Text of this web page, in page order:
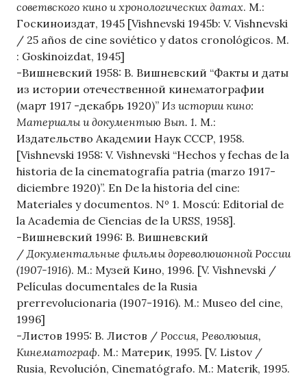
советвского кино и хронологических датах. М.:
Госкиноиздат, 1945 [Vishnevski 1945b: V. Vishnevski
/ 25 años de cine soviético y datos cronológicos. M.
: Goskinoizdat, 1945]
-Вишневский 1958: В. Вишневский “Факты и даты
из истории отечественной кинематографии
(март 1917 -декабрь 1920)” Из истории кино:
Материалы и документыю Вып. 1. М.:
Издательство Академии Наук СССР, 1958.
[Vishnevski 1958: V. Vishnevski “Hechos y fechas de la
historia de la cinematografía patria (marzo 1917-
diciembre 1920)”. En De la historia del cine:
Materiales y documentos. Nº 1. Moscú: Editorial de
la Academia de Ciencias de la URSS, 1958].
-Вишневский 1996: В. Вишневский
/ Документальные фильмы дореволюионной России
(1907-1916). М.: Музей Кино, 1996. [V. Vishnevski /
Películas documentales de la Rusia
prerrevolucionaria (1907-1916). M.: Museo del cine,
1996]
-Листов 1995: В. Листов / Россия, Революыия,
Кинематограф. М.: Материк, 1995. [V. Listov /
Rusia, Revolución, Cinematógrafo. M.: Materik, 1995.